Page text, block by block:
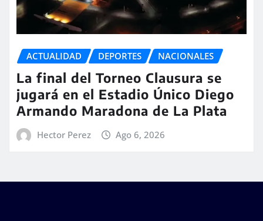
ACTUALIDAD DEPORTES NACIONALES
La final del Torneo Clausura se
jugará en el Estadio Único Diego
Armando Maradona de La Plata
Hector Perez Ago 6, 2026